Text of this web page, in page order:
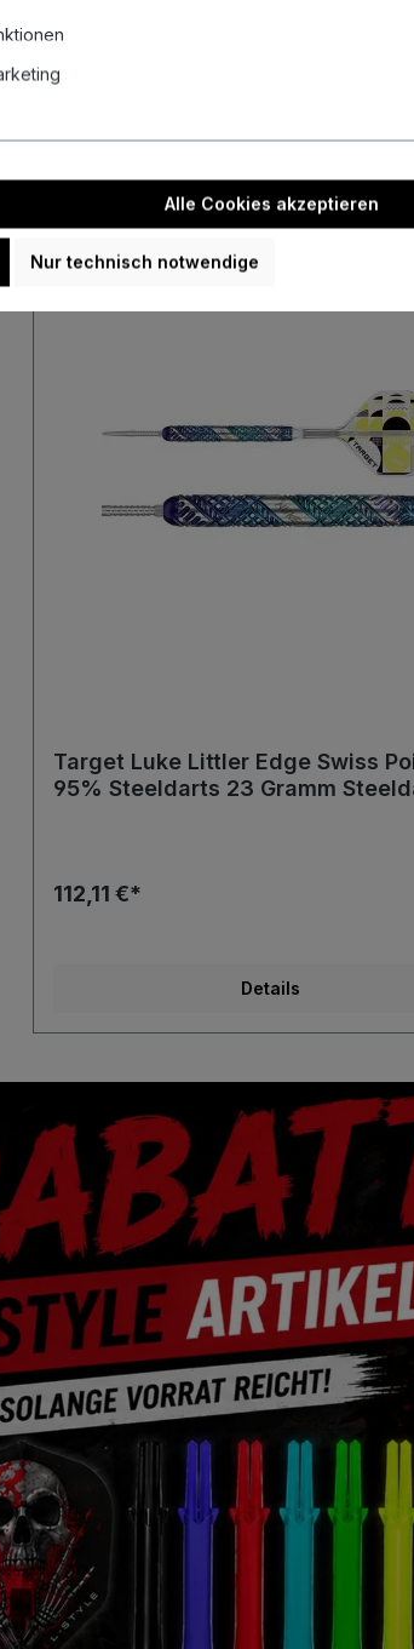
Unsere aktuellen
Auktionen und sichere dir mit etwas Glück
Target Luke Littler Edge Swiss
95% Steeldarts 23 Gramm
112,11 €*
Details
Alle Cookies akzeptieren
Nur technisch notwendige